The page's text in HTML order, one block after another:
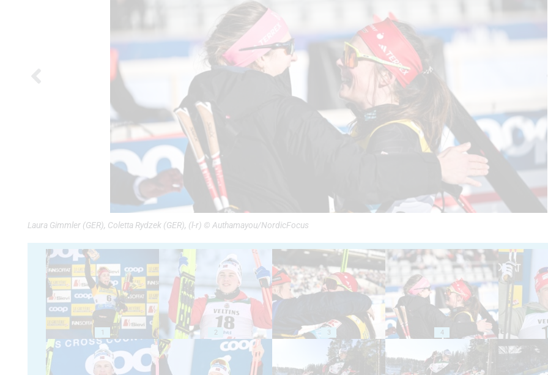
Laura Gimmler (GER), Coletta Rydzek (GER), (l-r) © Authamayou/NordicFocus
1 2 3 4